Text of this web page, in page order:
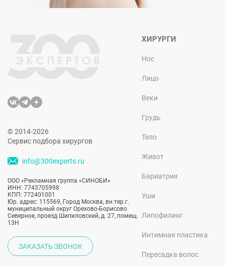
© 2014-2026
Сервис подбора хирургов
info@300experts.ru
ООО «Рекламная группа «СИНОБИ»
ИНН: 7743705998
КПП: 772401001
Юр. адрес: 115569, Город Москва, вн.тер.г.
муниципальный округ Орехово-Борисово
Северное, проезд Шипиловский, д. 27, помещ.
13Н
ЗАКАЗАТЬ ЗВОНОК
ХИРУРГИ
Нос
Лицо
Веки
Грудь
Тело
Живот
Бариатрия
Уши
Липофилинг
Интимная пластика
Пересадка волос